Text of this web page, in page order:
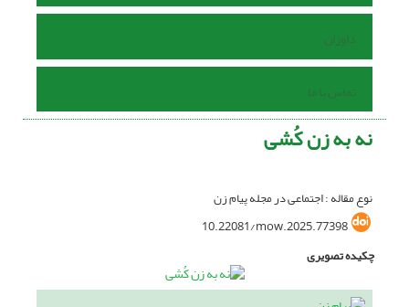
داوران
تماس با ما
نه به زن کُشی
نوع مقاله : اجتماعی در مجله پیام زن
10.22081/mow.2025.77398
چکیده تصویری